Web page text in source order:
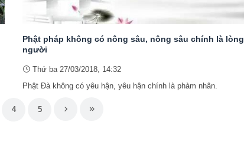
Phật pháp không có nông sâu, nông sâu chính là lòng
người
Thứ ba 27/03/2018, 14:32
Phật Đà không có yêu hận, yêu hận chính là phàm nhân.
4 5